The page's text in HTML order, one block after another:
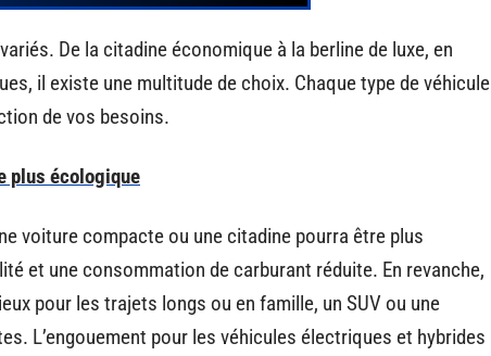
De la citadine économique à la berline de luxe, en
il existe une multitude de choix. Chaque type de véhicule
de vos besoins.
plus écologique
voiture compacte ou une citadine pourra être plus
et une consommation de carburant réduite. En revanche,
pour les trajets longs ou en famille, un SUV ou une
L’engouement pour les véhicules électriques et hybrides